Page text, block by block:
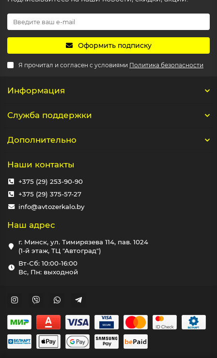
Оформить подписку
Я прочитал и согласен с условиями Политика безопасности
Информация
Служба поддержки
Дополнительно
Наши контакты
+375 (29) 253-90-90
+375 (29) 375-57-27
info@avtozerkalo.by
Наш адрес
г. Минск, ул. Тимирязева 114, пав. 1024
(1-й этаж, ТЦ "Автоград")
Вт-Сб: 10:00-16:00
Вс, Пн: выходной